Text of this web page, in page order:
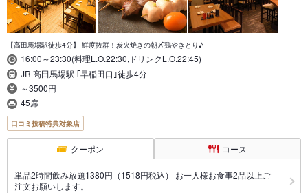
【高田馬場駅徒歩4分】 鮮度抜群！炭火焼きの朝〆鶏やきとり♪
16:00～23:30(料理L.O.22:30,ドリンクL.O.22:45)
JR 高田馬場駅 ｢早稲田口｣徒歩4分
～3500円
45席
口コミ投稿特典対象店
クーポン コース
単品2時間飲み放題1380円（1518円税込） お一人様お食事2品以上ご
注文お願いします。